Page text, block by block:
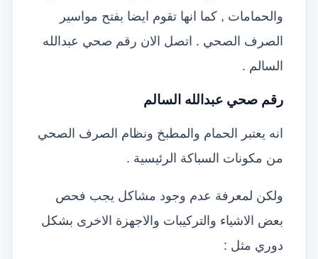
والحمامات , كما انها تقوم ايضا بفتح مواسير
الصرف الصحي . اتصل الان رقم صحي عبدالله
السالم .
رقم صحي عبدالله السالم
انه يعتبر الحمام والمطبخ ونظام الصرف الصحي
من مكونات السباكة الرئيسية .
ولكن لمعرفة عدم وجود مشاكل يجب فحص
بعض الاشياء والتركيبات والاجهزة الاخرى بشكل
دوري مثل :